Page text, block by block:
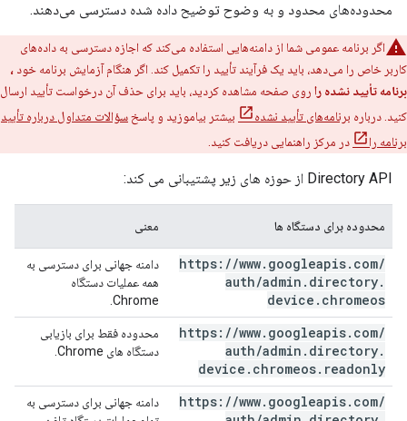
محدوده‌های محدود و به وضوح توضیح داده شده دسترسی می‌دهند.
اگر برنامه عمومی شما از دامنه‌هایی استفاده می‌کند که اجازه دسترسی به داده‌های
کاربر خاص را می‌دهد، باید یک فرآیند تأیید را تکمیل کند. اگر هنگام آزمایش برنامه خود ،
برنامه تأیید نشده را روی صفحه مشاهده کردید، باید برای حذف آن درخواست تأیید ارسال
کنید. درباره برنامه‌های تأیید نشده بیشتر بیاموزید و پاسخسؤالات متداول درباره تأیید
برنامه را
در مرکز راهنمایی دریافت کنید.
Directory API از حوزه های زیر پشتیبانی می کند:
محدوده برای دستگاه ها معنی
https: //www. googleapis. com/
auth/admin . directory.
device . chromeos
دامنه جهانی برای دسترسی به
همه عملیات دستگاه
Chrome.
https: //www. googleapis. com/
auth/admin . directory.
device . chromeos. readonly
محدوده فقط برای بازیابی
دستگاه های Chrome.
https: //www. googleapis. com/
دامنه جهانی برای دسترسی به